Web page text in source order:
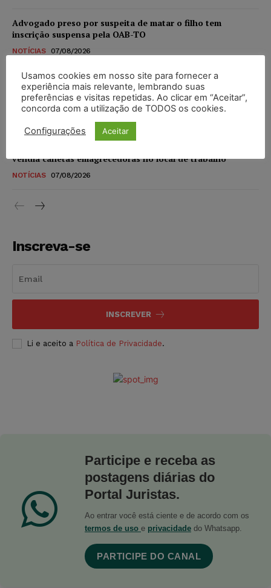
Advogado preso por suspeita de matar o filho tem
inscrição suspensa pela OAB-TO
NOTÍCIAS 07/08/2026
STF amplia isenção de IBS e CBS na compra de veículos
novos para pessoas com deficiência e autistas de todos os
níveis
vendia canetas emagrecedoras no local de trabalho
NOTÍCIAS 07/08/2026
Inscreva-se
INSCREVER
Li e aceito a Política de Privacidade.
Participe e receba as
postagens diárias do
Portal Juristas.
Ao entrar você está ciente e de acordo com os
termos de uso e privacidade do Whatsapp.
PARTICIPE DO CANAL
Usamos cookies em nosso site para fornecer a
experiência mais relevante, lembrando suas
preferências e visitas repetidas. Ao clicar em “Aceitar”,
concorda com a utilização de TODOS os cookies.
Configurações Aceitar